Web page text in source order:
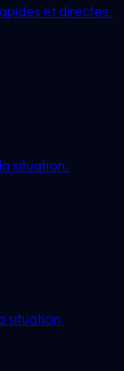
et directes.
situation.
situation.